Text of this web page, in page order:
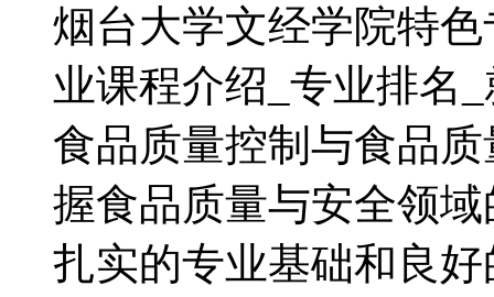
烟台大学文经学院特
业课程介绍_专业排名
食品质量控制与食品
握食品质量与安全领
扎实的专业基础和良